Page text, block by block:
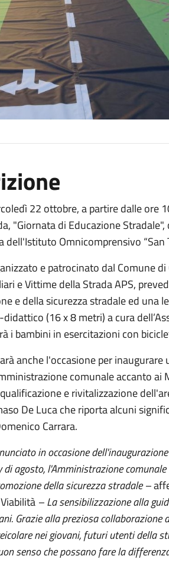
22 ottobre, a partire dalle ore
"Giornata di Educazione
dell'Istituto Omnicomprensivo “San
e patrocinato dal Comune
e Vittime della Strada APS,
e della sicurezza stradale ed
(16 x 8 metri) a cura
i bambini in esercitazioni con
anche l'occasione per
comunale accanto ai
e rivitalizzazione
De Luca che riporta alcuni
Carrara.
in occasione
di agosto, l'Amministrazione
della sicurezza stradale –
– La sensibilizzazione alla
Grazie alla preziosa
nei giovani, futuri utenti della
senso che possano fare la